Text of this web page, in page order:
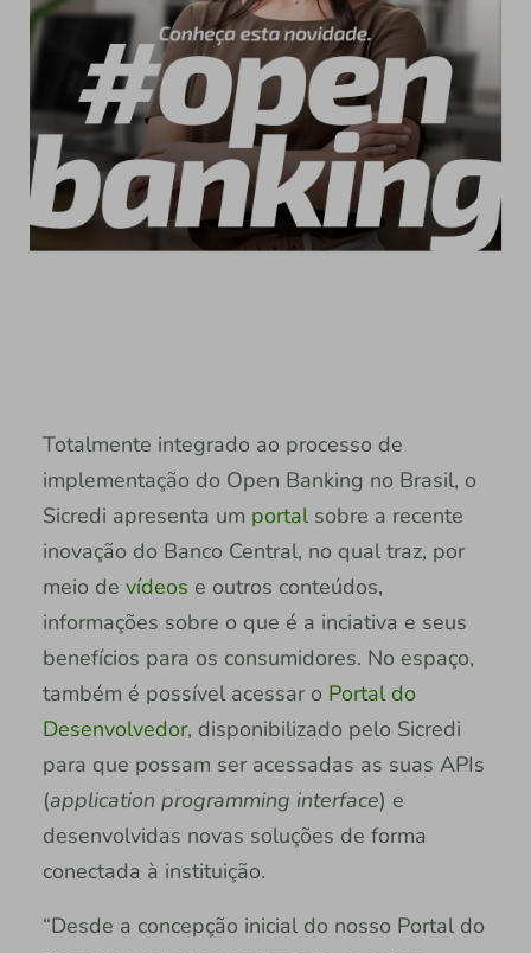
Totalmente integrado ao processo de
implementação do Open Banking no Brasil, o
Sicredi apresenta um portal sobre a recente
inovação do Banco Central, no qual traz, por
meio de vídeos e outros conteúdos,
informações sobre o que é a inciativa e seus
benefícios para os consumidores. No espaço,
também é possível acessar o Portal do
Desenvolvedor, disponibilizado pelo Sicredi
para que possam ser acessadas as suas APIs
(application programming interface) e
desenvolvidas novas soluções de forma
conectada à instituição.
“Desde a concepção inicial do nosso Portal do